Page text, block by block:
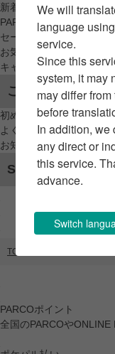
新着アイテムから探す
PARCO限定アイテムから
セールアイテムから探す
お気に入りから探す
キャンペーン/クーポン
ご利用案内
初めてのお客様へ
よくあるご質問 / お問い
お知らせ
SNSアカウント
TOP
PARCOポイント
全国のPARCOやONLINE
We will
language
service.
Since this
system, it may
may differ
before
In addition, we
any direct or
this service.
advance.
Switch